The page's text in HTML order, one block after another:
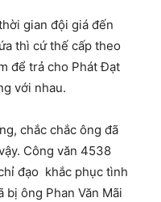
gian đội giá đến
thì cứ thế cấp theo
để trả cho Phát Đạt
với nhau.
chắc chắc ông đã
Công văn 4538
đạo khắc phục tình
ông Phan Văn Mãi